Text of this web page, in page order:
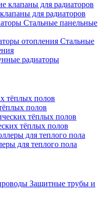
для радиаторов
Стальные панельные
Стальные
радиаторы
полов
тёплых полов
для теплого пола
Защитные трубы и